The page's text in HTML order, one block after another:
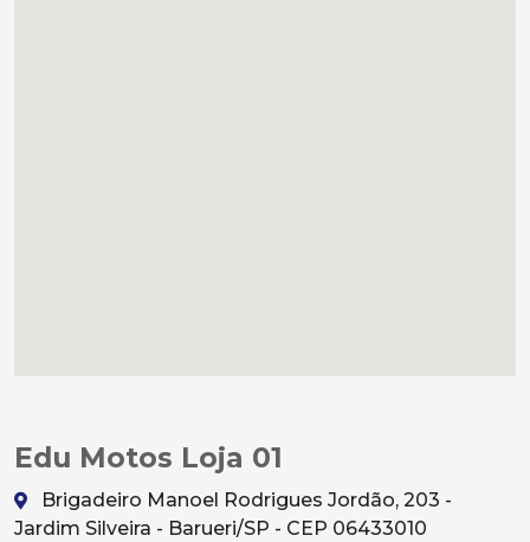
Edu Motos Loja 01
Brigadeiro Manoel Rodrigues Jordão, 203 -
Jardim Silveira - Barueri/SP - CEP 06433010